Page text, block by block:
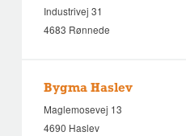
Industrivej 31
4683 Rønnede
Bygma Haslev
Maglemosevej 13
4690 Haslev